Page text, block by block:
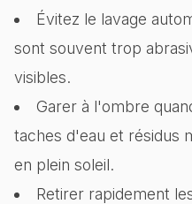
Évitez le lavage
sont souvent trop
visibles.
Garer à l'ombre
taches d'eau et résidus
en plein soleil.
Retirer rapidement